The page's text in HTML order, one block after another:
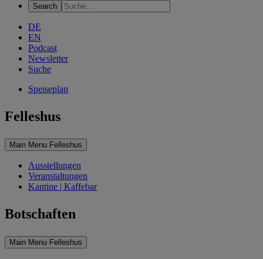
DE
EN
Podcast
Newsletter
Suche
Speiseplan
Felleshus
Main Menu Felleshus
Ausstellungen
Veranstaltungen
Kantine | Kaffebar
Botschaften
Main Menu Felleshus